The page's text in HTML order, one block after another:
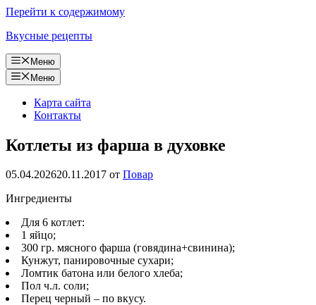
Перейти к содержимому
Вкусные рецепты
Меню
Меню
Карта сайта
Контакты
Котлеты из фарша в духовке
05.04.202620.11.2017 от Повар
Ингредиенты
Для 6 котлет:
1 яйцо;
300 гр. мясного фарша (говядина+свинина);
Кунжут, панировочные сухари;
Ломтик батона или белого хлеба;
Пол ч.л. соли;
Перец черный – по вкусу.